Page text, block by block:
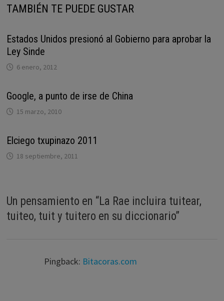
TAMBIÉN TE PUEDE GUSTAR
Estados Unidos presionó al Gobierno para aprobar la
Ley Sinde
6 enero, 2012
Google, a punto de irse de China
15 marzo, 2010
Elciego txupinazo 2011
18 septiembre, 2011
Un pensamiento en “La Rae incluira tuitear,
tuiteo, tuit y tuitero en su diccionario”
Pingback: Bitacoras.com